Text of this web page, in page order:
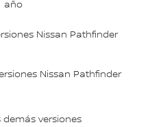
año
Nissan Pathfinder
Nissan Pathfinder
versiones